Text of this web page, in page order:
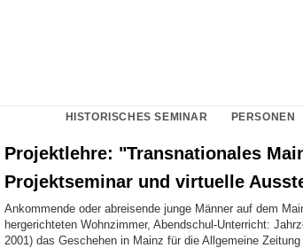
HISTORISCHES SEMINAR PERSONEN
Projektlehre: "Transnationales
Projektseminar und virtuelle
Ankommende oder abreisende junge Männer auf dem
hergerichteten Wohnzimmer, Abendschul-Unterricht:
2001) das Geschehen in Mainz für die Allgemeine